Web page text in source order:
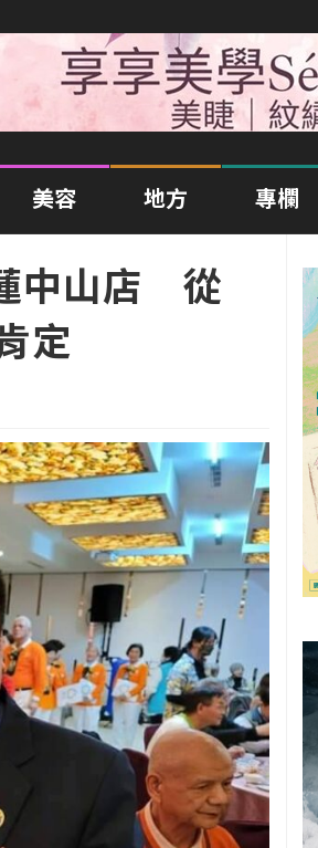
美容 地方 專欄
中山店 從
定